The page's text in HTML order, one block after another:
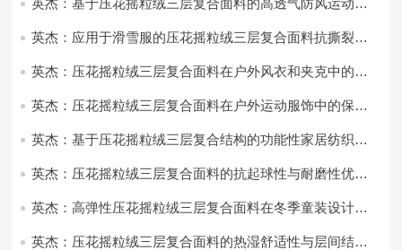
英杰：基于压花摇粒绒三层复合面料的高透气防风运动服
英杰：应用于滑雪服的压花摇粒绒三层复合面料抗撕裂与
英杰：压花摇粒绒三层复合面料在户外风衣和夹克中的应
英杰：压花摇粒绒三层复合面料在户外运动服饰中的保暖
英杰：基于压花摇粒绒三层复合结构的功能性家居纺织品
英杰：压花摇粒绒三层复合面料的抗起球性与耐磨性优化
英杰：高弹性压花摇粒绒三层复合面料在冬季童装设计中
英杰：压花摇粒绒三层复合面料的热湿舒适性与层间结合